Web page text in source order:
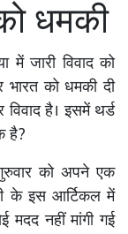
धमकी
में जारी विवाद को
भारत को धमकी दी
है। इसमें थर्ड
है?
को अपने एक
के इस आर्टिकल में
नहीं मांगी गई